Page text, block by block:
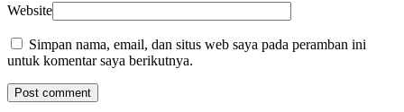
Website
Simpan nama, email, dan situs web saya pada peramban ini
untuk komentar saya berikutnya.